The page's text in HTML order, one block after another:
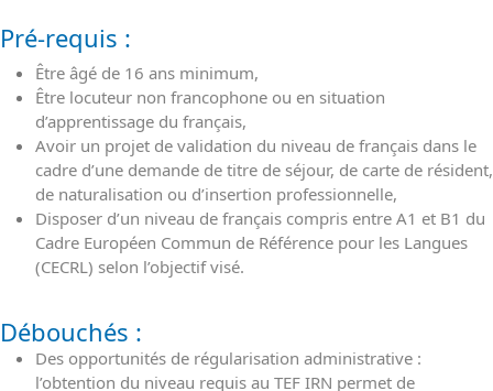
Pré-requis :
Être âgé de 16 ans minimum,
Être locuteur non francophone ou en situation
d’apprentissage du français,
Avoir un projet de validation du niveau de français dans le
cadre d’une demande de titre de séjour, de carte de résident,
de naturalisation ou d’insertion professionnelle,
Disposer d’un niveau de français compris entre A1 et B1 du
Cadre Européen Commun de Référence pour les Langues
(CECRL) selon l’objectif visé.
Débouchés :
Des opportunités de régularisation administrative :
l’obtention du niveau requis au TEF IRN permet de